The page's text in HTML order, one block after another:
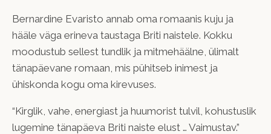
Bernardine Evaristo annab oma romaanis kuju ja
hääle väga erineva taustaga Briti naistele. Kokku
moodustub sellest tundlik ja mitmehäälne, ülimalt
tänapäevane romaan, mis pühitseb inimest ja
ühiskonda kogu oma kirevuses.
“Kirglik, vahe, energiast ja huumorist tulvil, kohustuslik
lugemine tänapäeva Briti naiste elust … Vaimustav.”